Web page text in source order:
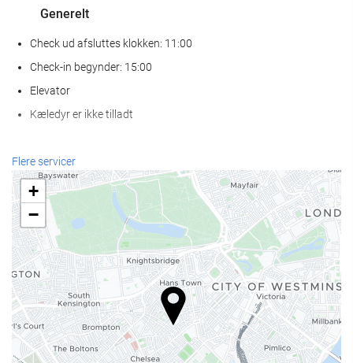
Generelt
Check ud afsluttes klokken: 11:00
Check-in begynder: 15:00
Elevator
Kæledyr er ikke tilladt
Receptionen
Døgnåben reception
Bagageopbevaring
Mad og drikke
Bar
Internetadgang
Gratis wi-fi
Flere servicer
+
−